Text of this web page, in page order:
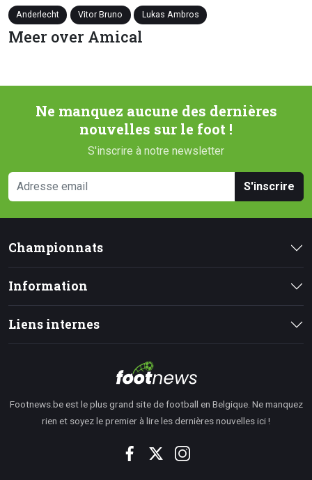
Anderlecht Vitor Bruno Lukas Ambros
Meer over Amical
Ne manquez aucune des dernières
nouvelles sur le foot !
S'inscrire à notre newsletter
S'inscrire
Championnats
Information
Liens internes
Footnews.be est le plus grand site de football en Belgique. Ne manquez
rien et soyez le premier à lire les dernières nouvelles ici !